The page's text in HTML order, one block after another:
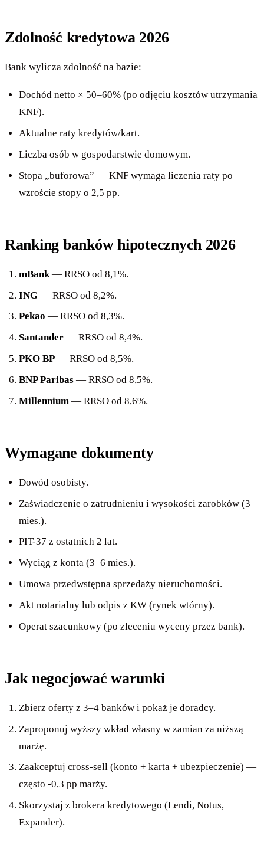
Zdolność kredytowa 2026
Bank wylicza zdolność na bazie:
Dochód netto × 50–60% (po odjęciu kosztów utrzymania
KNF).
Aktualne raty kredytów/kart.
Liczba osób w gospodarstwie domowym.
Stopa „buforowa” — KNF wymaga liczenia raty po
wzroście stopy o 2,5 pp.
Ranking banków hipotecznych 2026
mBank— RRSO od 8,1%.
ING — RRSO od 8,2%.
Pekao — RRSO od 8,3%.
Santander — RRSO od 8,4%.
PKO BP — RRSO od 8,5%.
BNP Paribas — RRSO od 8,5%.
Millennium — RRSO od 8,6%.
Wymagane dokumenty
Dowód osobisty.
Zaświadczenie o zatrudnieniu i wysokości zarobków (3
mies.).
PIT-37 z ostatnich 2 lat.
Wyciąg z konta (3–6 mies.).
Umowa przedwstępna sprzedaży nieruchomości.
Akt notarialny lub odpis z KW (rynek wtórny).
Operat szacunkowy (po zleceniu wyceny przez bank).
Jak negocjować warunki
Zbierz oferty z 3–4 banków i pokaż je doradcy.
Zaproponuj wyższy wkład własny w zamian za niższą
marżę.
Zaakceptuj cross-sell (konto + karta + ubezpieczenie) —
często -0,3 pp marży.
Skorzystaj z brokera kredytowego (Lendi, Notus,
Expander).